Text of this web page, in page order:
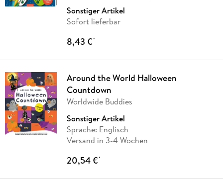
Sonstiger Artikel
Sofort lieferbar
8,43 €*
Around the World Halloween
Countdown
Worldwide Buddies
Sonstiger Artikel
Sprache: Englisch
Versand in 3-4 Wochen
20,54 €*